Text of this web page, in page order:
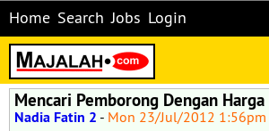
Home Search Jobs Login
Mencari Pemborong Dengan
Nadia Fatin 2 - Mon 23/Jul/2012 1:56pm